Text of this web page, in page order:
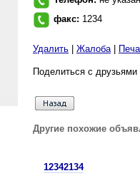
факс: 1234
Удалить Жалоба|
Поделиться с
Другие похожие
12342134